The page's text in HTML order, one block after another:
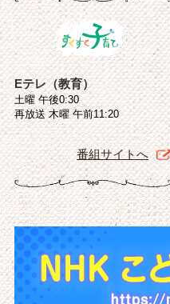
Eテレ（教育）
土曜 午後0:30
再放送 木曜 午前11:20
番組サイトへ